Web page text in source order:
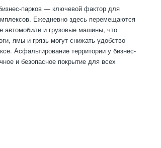
парков — ключевой фактор для
Ежедневно здесь перемещаются
автомобили и грузовые машины, что
ямы и грязь могут снижать удобство
Асфальтирование территории у бизнес-
и безопасное покрытие для всех